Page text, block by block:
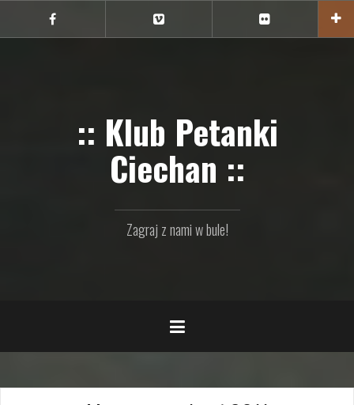
treści
Ciechan
na
na
na
:: Klub Petanki
Ciechan ::
Zagraj z nami w bule!